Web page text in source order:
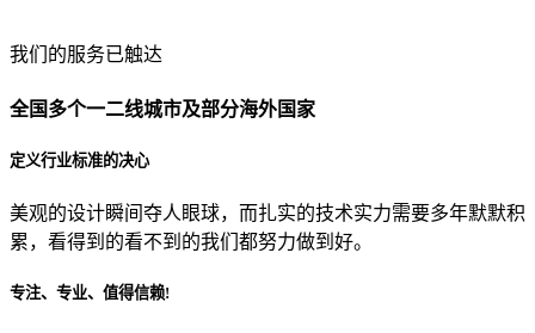
贵公司预算范围是？
贵公司的团队规模是？
目前主要的营销渠道是？
我们的服务已触达
全国多个一二线城市及部分海外国家
定义行业标准的决心
美观的设计瞬间夺人眼球，而扎实的技术实力需要多年默默积
累，看得到的看不到的我们都努力做到好。
专注、专业、值得信赖!